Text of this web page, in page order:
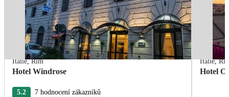
Itálie,Řím
Hotel Windrose
5.2
7 hodnocení zákazníků
Itálie,
Hotel